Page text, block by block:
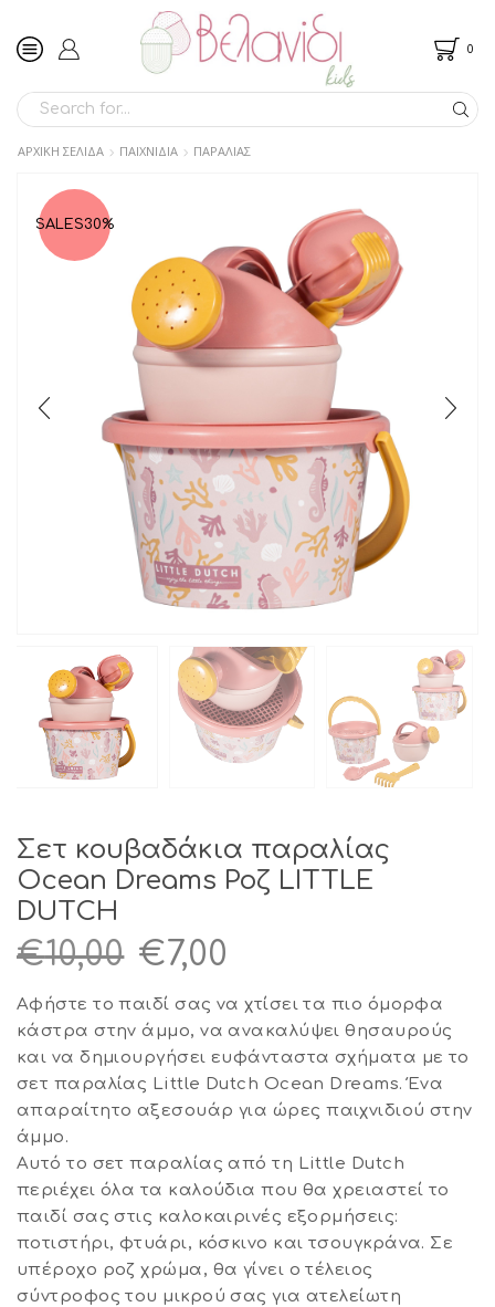
0
ΑΡΧΙΚΉ ΣΕΛΊΔΑ ΠΑΙΧΝΙΔΙΑ ΠΑΡΑΛΙΑΣ
SALES30%
Σετ κουβαδάκια παραλίας
Ocean Dreams Ροζ LITTLE
DUTCH
€10,00 Original
price
was:
€10,00.
€7,00
τρέχουσα
τιμή
είναι:
€7,00.
Αφήστε το παιδί σας να χτίσει τα πιο όμορφα
κάστρα στην άμμο, να ανακαλύψει θησαυρούς
και να δημιουργήσει ευφάνταστα σχήματα με το
σετ παραλίας Little Dutch Ocean Dreams. Ένα
απαραίτητο αξεσουάρ για ώρες παιχνιδιού στην
άμμο.
Αυτό το σετ παραλίας από τη Little Dutch
περιέχει όλα τα καλούδια που θα χρειαστεί το
παιδί σας στις καλοκαιρινές εξορμήσεις:
ποτιστήρι, φτυάρι, κόσκινο και τσουγκράνα. Σε
υπέροχο ροζ χρώμα, θα γίνει ο τέλειος
σύντροφος του μικρού σας για ατελείωτη